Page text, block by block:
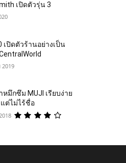
เปิดตัวรุ่น 3
เปิดตัวร้านอย่างเป็น
หมึกซึม MUJI เรียบง่าย
ต่ไม่ไร้ชื่อ